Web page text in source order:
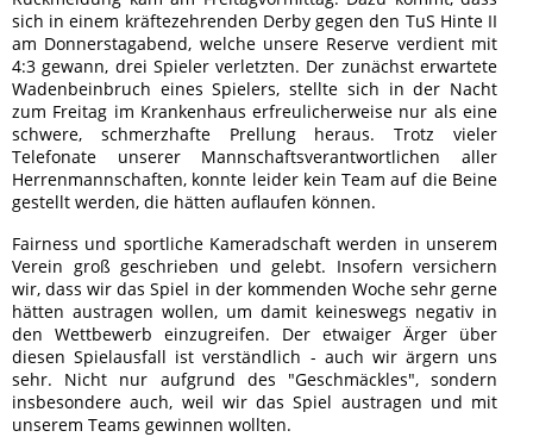
sich in einem kräftezehrenden Derby gegen den TuS Hinte II
am Donnerstagabend, welche unsere Reserve verdient mit
4:3 gewann, drei Spieler verletzten. Der zunächst erwartete
Wadenbeinbruch eines Spielers, stellte sich in der Nacht
zum Freitag im Krankenhaus erfreulicherweise nur als eine
schwere, schmerzhafte Prellung heraus. Trotz vieler
Telefonate unserer Mannschaftsverantwortlichen aller
Herrenmannschaften, konnte leider kein Team auf die Beine
gestellt werden, die hätten auflaufen können.
Fairness und sportliche Kameradschaft werden in unserem
Verein groß geschrieben und gelebt. Insofern versichern
wir, dass wir das Spiel in der kommenden Woche sehr gerne
hätten austragen wollen, um damit keineswegs negativ in
den Wettbewerb einzugreifen. Der etwaiger Ärger über
diesen Spielausfall ist verständlich - auch wir ärgern uns
sehr. Nicht nur aufgrund des "Geschmäckles", sondern
insbesondere auch, weil wir das Spiel austragen und mit
unserem Teams gewinnen wollten.